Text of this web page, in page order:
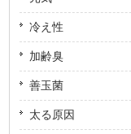
冷え性
加齢臭
善玉菌
太る原因